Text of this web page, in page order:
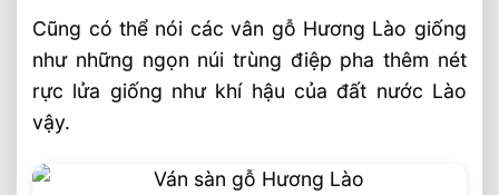
Cũng có thể nói các vân gỗ Hương Lào giống
như những ngọn núi trùng điệp pha thêm nét
rực lửa giống như khí hậu của đất nước Lào
vậy.